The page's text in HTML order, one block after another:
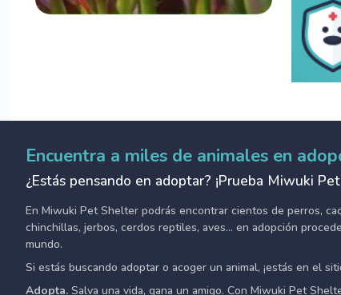
Encuentra a miles de animales en
¿Estás pensando en adoptar? ¡Prueba Miwuki
En Miwuki Pet Shelter podrás encontrar cientos de perros,
chinchillas, jerbos, cerdos reptiles, aves... en adopción
mundo.
Si estás buscando adoptar o acoger un animal, ¡estás en el
Adopta. Salva una vida, gana un amigo. Con Miwuki Pet